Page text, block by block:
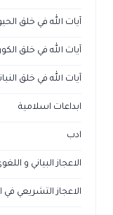
آيات الله في خلق
آيات الله في خلق
آيات الله في خلق
ابداعات اسلامية
ادب
الاعجاز البياني و
الاعجاز التشريعي في